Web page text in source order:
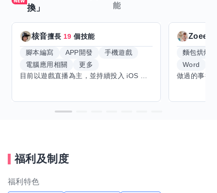
換」
能
核音擅長 19 個技能
腳本編寫 APP開發
手機遊戲
電腦應用相關
更多
Zoeey
麵包烘焙
Word
福利及制度
福利特色